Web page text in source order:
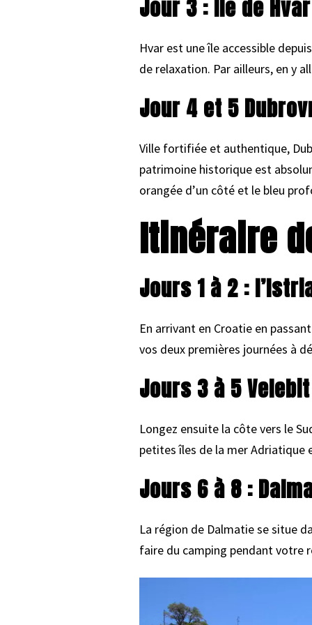
Jour 3 : Île de Hvar
Hvar est une île accessible
de relaxation. Par ailleurs, en y
Jour 4 et 5
Ville fortifiée et authentique,
patrimoine historique est
orangée d’un côté et le bleu
Itinéraire
Jours 1 à 2 :
En arrivant en Croatie en
vos deux premières journées à
Jours 3 à 5 Velebit
Longez ensuite la côte vers le
petites îles de la mer Adriatique
Jours 6 à 8 :
La région de Dalmatie se situe
faire du camping pendant votre